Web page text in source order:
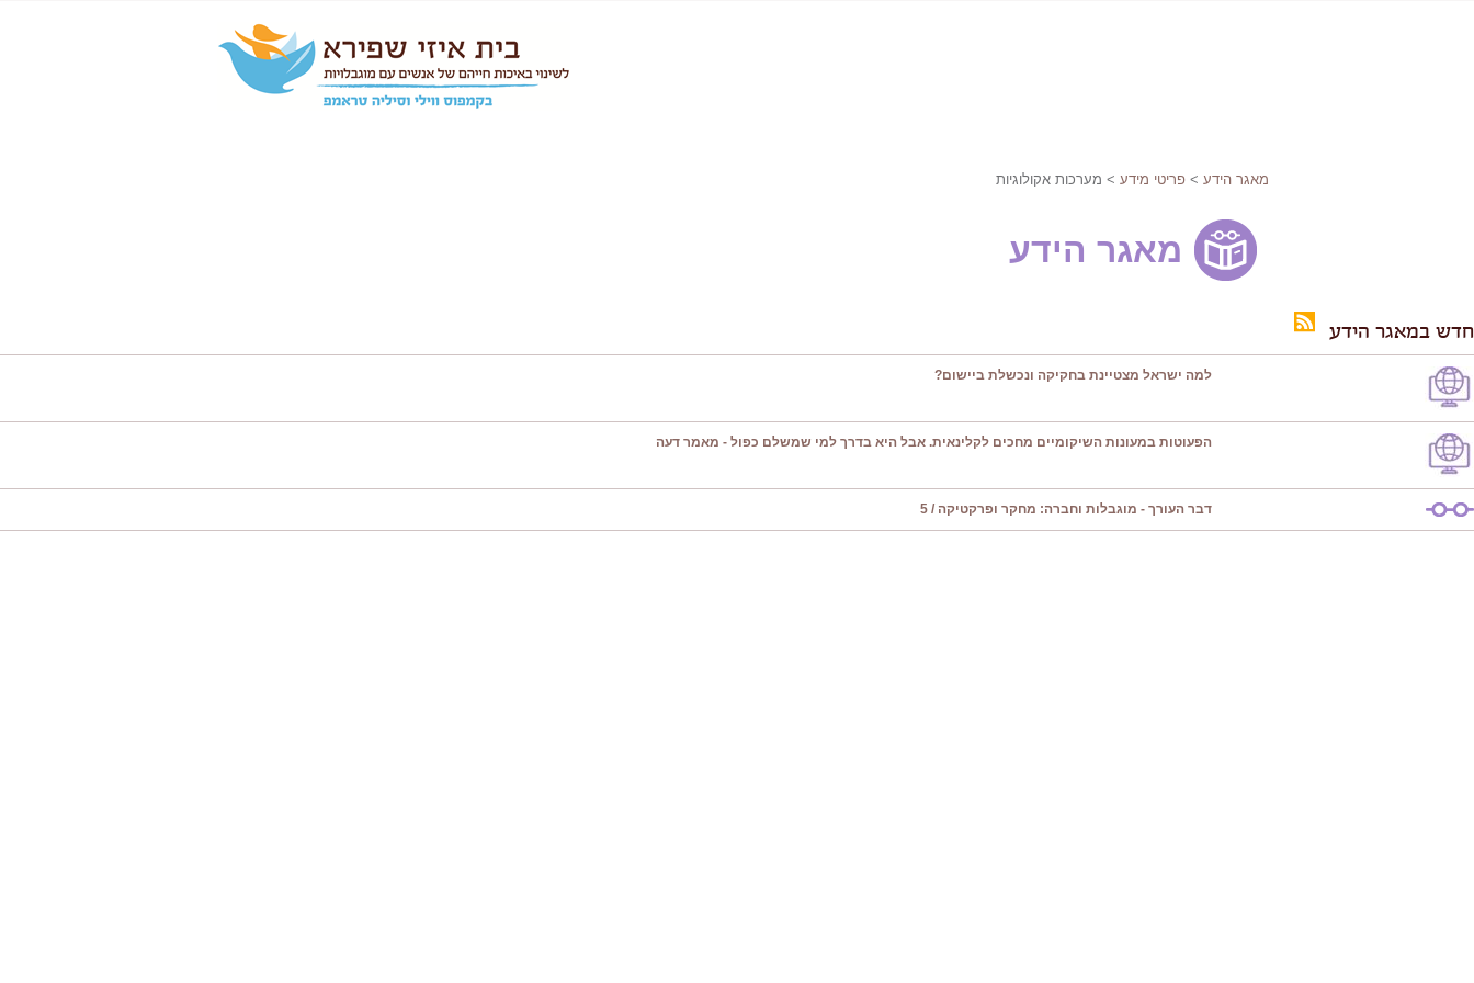
מאגר הידע > פריטי מידע > מערכות אקולוגיות
מאגר הידע
חדש במאגר הידע
למה ישראל מצטיינת בחקיקה ונכשלת ביישום?
הפעוטות במעונות השיקומיים מחכים לקלינאית. אבל היא בדרך למי שמשלם כפול - מאמר דעה
דבר העורך - מוגבלות וחברה: מחקר ופרקטיקה / 5